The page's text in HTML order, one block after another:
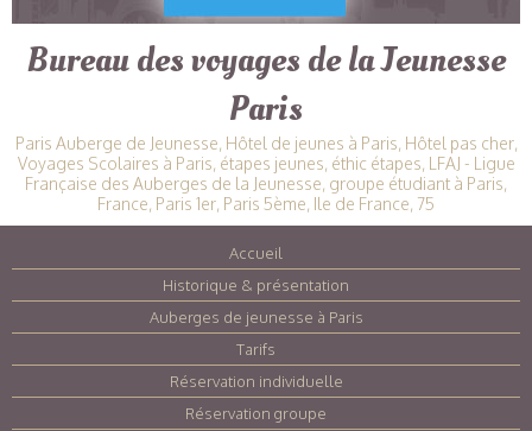
Bureau des voyages de la Jeunesse
Paris
Paris Auberge de Jeunesse, Hôtel de jeunes à Paris, Hôtel pas cher,
Voyages Scolaires à Paris, étapes jeunes, éthic étapes, LFAJ - Ligue
Française des Auberges de la Jeunesse, groupe étudiant à Paris,
France, Paris 1er, Paris 5ème, Ile de France, 75
Accueil
Historique & présentation
Auberges de jeunesse à Paris
Tarifs
Réservation individuelle
Réservation groupe